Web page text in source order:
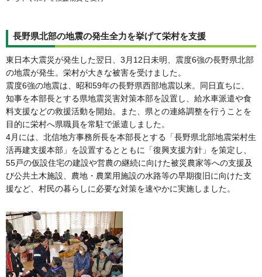
長野県北部の地震の発生全力を挙げて栄村を支援
東日本大震災が発生した翌日、3月12日未明、震度6強の長野県北部
の地震が発生。栄村が大きな被害を受けました。
震度6強の地震は、昭和59年の長野県西部地震以来。同日直ちに、
知事を本部長とする県地震災害対策本部を設置し、給水車派遣や食
料支援などの救援活動を開始。また、県との連絡調整を行うことを
目的に栄村へ県職員を常駐で派遣しました。
4月には、北信地方事務所長を本部長とする「長野県北部地震栄村生
活再建支援本部」を設置するとともに「復興支援方針」を策定し、
55戸の仮設住宅の建設や営農の継続に向けた被災農家等への支援及
び公共土木施設、農地・農業用施設の水路等の早期復旧に向けた支
援など、村民の暮らしに必要な対策を速やかに実施しました。